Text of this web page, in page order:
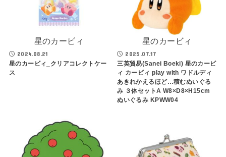
星のカービィ
2024.08.21
星のカービィ_クリアコレクトケー
ス
星のカービィ
2025.07.17
三英貿易(Sanei Boeki) 星のカービ
ィ カービィ play with ワドルディ
あきれかえるほど…積むぬいぐる
み ３体セットA W8×D8×H15cm
ぬいぐるみ KPWW04